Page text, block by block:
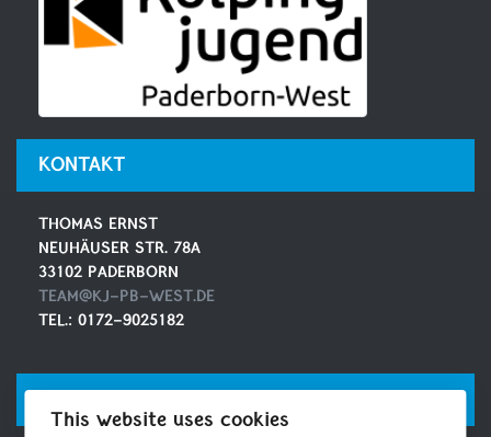
KONTAKT
THOMAS ERNST
NEUHÄUSER STR. 78A
33102 PADERBORN
TEAM@KJ-PB-WEST.DE
TEL.: 0172-9025182
This website uses cookies